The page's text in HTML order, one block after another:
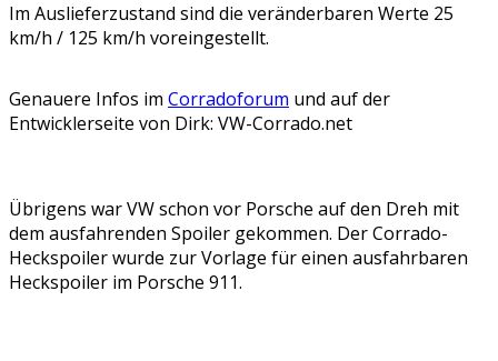
Im Auslieferzustand sind die veränderbaren Werte 25
km/h / 125 km/h voreingestellt.
Genauere Infos im Corradoforum und auf der
Entwicklerseite von Dirk: VW-Corrado.net
Übrigens war VW schon vor Porsche auf den Dreh mit
dem ausfahrenden Spoiler gekommen. Der Corrado-
Heckspoiler wurde zur Vorlage für einen ausfahrbaren
Heckspoiler im Porsche 911.